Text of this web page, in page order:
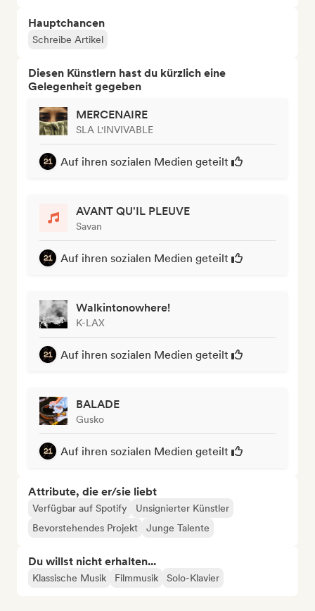
Hauptchancen
Schreibe Artikel
Diesen Künstlern hast du kürzlich eine
Gelegenheit gegeben
MERCENAIRE
SLA L'INVIVABLE
Auf ihren sozialen Medien geteilt
AVANT QU'IL PLEUVE
Savan
Auf ihren sozialen Medien geteilt
Walkintonowhere!
K-LAX
Auf ihren sozialen Medien geteilt
BALADE
Gusko
Auf ihren sozialen Medien geteilt
Attribute, die er/sie liebt
Verfügbar auf Spotify
Unsignierter Künstler
Bevorstehendes Projekt
Junge Talente
Du willst nicht erhalten...
Klassische Musik Filmmusik Solo-Klavier